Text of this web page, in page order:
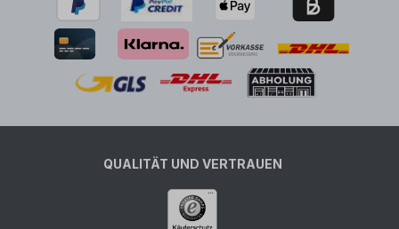
QUALITÄT UND VERTRAUEN